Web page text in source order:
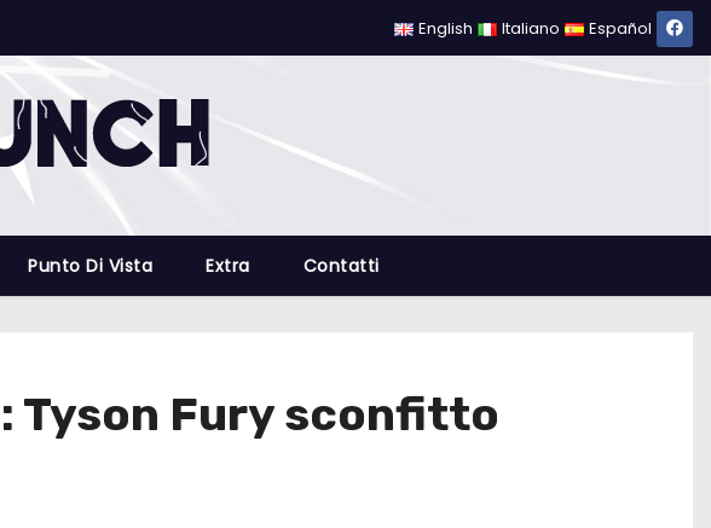
English Italiano Español
Punto Di Vista Extra Contatti
Tyson Fury sconfitto